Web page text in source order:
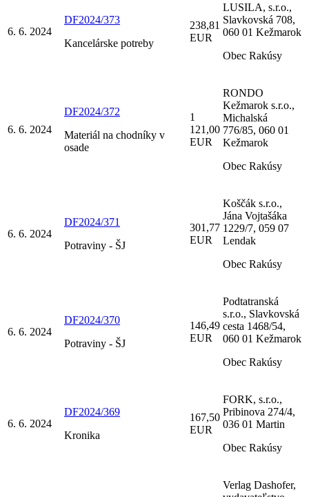
6. 6. 2024
DF2024/373
Kancelárske potreby
238,81
EUR
LUSILA, s.r.o.,
Slavkovská 708,
060 01 Kežmarok
Obec Rakúsy
6. 6. 2024
DF2024/372
Materiál na chodníky v
osade
1
121,00
EUR
RONDO
Kežmarok s.r.o.,
Michalská
776/85, 060 01
Kežmarok
Obec Rakúsy
6. 6. 2024
DF2024/371
Potraviny - ŠJ
301,77
EUR
Koščák s.r.o.,
Jána Vojtašáka
1229/7, 059 07
Lendak
Obec Rakúsy
6. 6. 2024
DF2024/370
Potraviny - ŠJ
146,49
EUR
Podtatranská
s.r.o., Slavkovská
cesta 1468/54,
060 01 Kežmarok
Obec Rakúsy
6. 6. 2024
DF2024/369
Kronika
167,50
EUR
FORK, s.r.o.,
Pribinova 274/4,
036 01 Martin
Obec Rakúsy
Verlag Dashofer,